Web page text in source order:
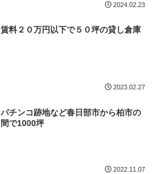
2024.02.23
賃料２０万円以下で５０坪の貸し倉庫
2023.02.27
パチンコ跡地など春日部市から柏市の
間で1000坪
2022.11.07